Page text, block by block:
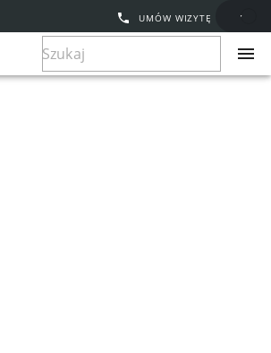
UMÓW WIZYTĘ